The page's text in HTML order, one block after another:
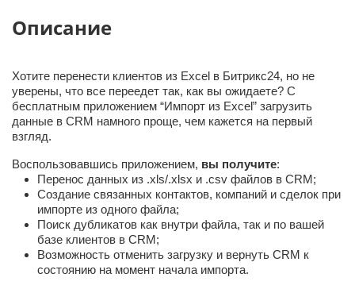
Описание
Хотите перенести клиентов из Excel в Битрикс24, но не
уверены, что все переедет так, как вы ожидаете? С
бесплатным приложением “Импорт из Excel” загрузить
данные в CRM намного проще, чем кажется на первый
взгляд.
Воспользовавшись приложением, вы получите:
Перенос данных из .xls/.xlsx и .csv файлов в CRM;
Создание связанных контактов, компаний и сделок при
импорте из одного файла;
Поиск дубликатов как внутри файла, так и по вашей
базе клиентов в CRM;
Возможность отменить загрузку и вернуть CRM к
состоянию на момент начала импорта.